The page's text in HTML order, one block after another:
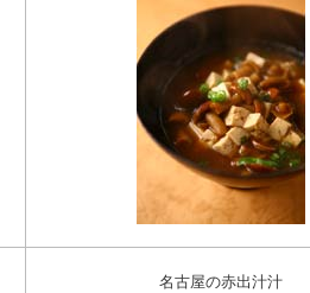
名古屋の赤出汁汁